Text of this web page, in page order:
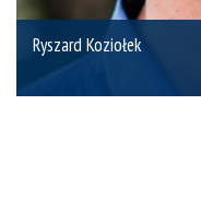
Ryszard Koziołek